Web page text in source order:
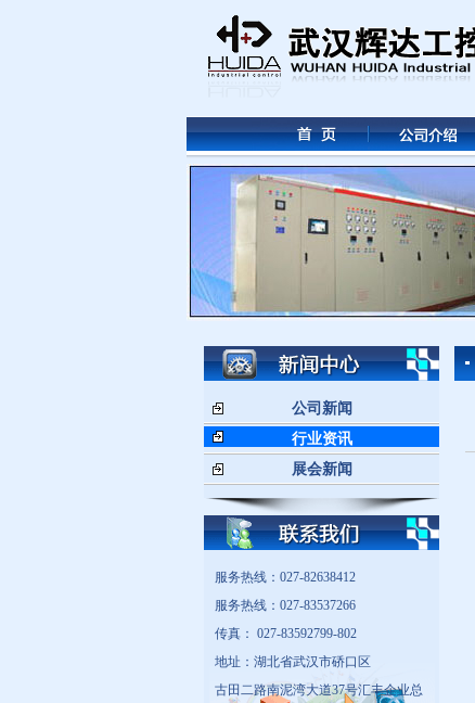
公司新闻
行业资讯
展会新闻
服务热线：027-82638412
服务热线：027-83537266
传真： 027-83592799-802
地址：湖北省武汉市硚口区
古田二路南泥湾大道37号汇丰企业总